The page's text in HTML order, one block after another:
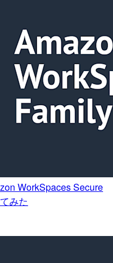
WorkSpaces Secure
みた